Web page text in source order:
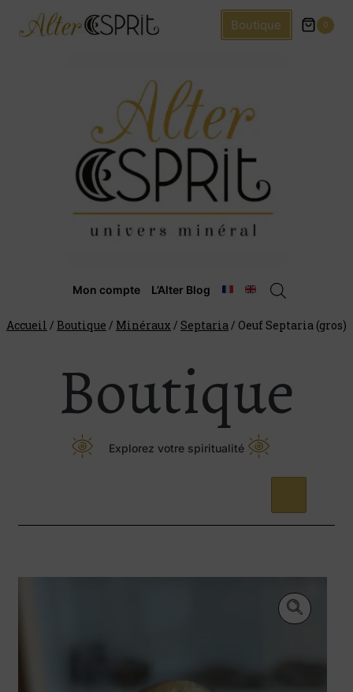
Boutique 0
Mon compte L’Alter Blog
Accueil / Boutique / Minéraux / Septaria/ Oeuf Septaria (gros)
Boutique
Explorez votre spiritualité